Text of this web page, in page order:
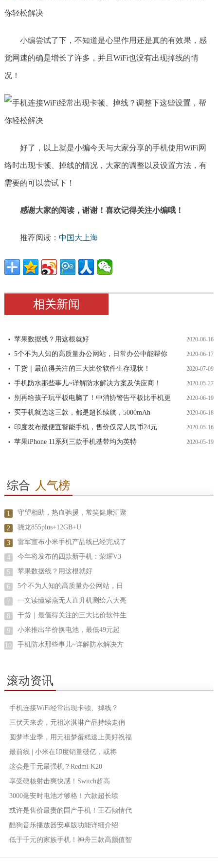
小编尝试了下，不知道是心里作用还是真的有效果，感
觉网速的确是增长了许多，并且WiFi也没有出现掉线的情
况！
好了，以上就是小编今天与大家分享的手机使用WiFi网
络时出现卡顿、掉线的情况，大家的调整以及设置方法，有
需要的可以尝试下！
感谢大家的阅读，谢谢！喜欢记得关注小编哦！
推荐阅读： 中国大上海
相关新闻
苹果数据线？用这根就好 2020-06-16
5个不为人知的高质量办公网站，日常办公中能帮你 2020-06-17
干货｜最值得关注的三大比价软件生存现状！ 2020-07-09
手机防水那些事儿~详解防水解决方案及供应商！ 2020-05-27
别再给孩子玩平板电脑了！中消协警告平板比手机更 2020-06-19
买手机就选这三款，都是超长续航，5000mAh 2020-06-18
印度发布最便宜智能手机，售价仅需人民币24元 2020-05-16
苹果iPhone 11系列三款手机基带均为英特 2020-05-19
综合 人气榜
1 守望相助，热血驰援，常笑健康汇聚
2 骁龙855plus+12GB+U
3 雷军宣布小米手机产品线已经完成了
4 今年将发布的四款新手机：荣耀V3
5 苹果数据线？用这根就好
6 5个不为人知的高质量办公网站，日
7 一文读懂紫燕无人直升机测绘六大亮
8 干货｜最值得关注的三大比价软件生
9 小米推出半价换电池，最低49元起
10 手机防水那些事儿~详解防水解决方
滚动资讯
手机连接WiFi经常出现卡顿、掉线？
三伏天来袭，元祖冰淇淋产品持续走俏
圆梦毕业季，用元祖梦蛋糕送上美好祝福
最前线 | 小米在印度销量破亿，或将
这会是千元最强机？Redmi K20
享受硬核射击爽快感！Switch超高
3000毫安时电池才够格！六款超长续
或许是售价最贵的国产手机！王石倾情代
酷狗音乐播放器安卓版功能详细介绍
低于千元的家族手机！神舟三款高颜值智